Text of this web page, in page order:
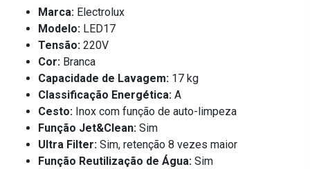
Marca: Electrolux
Modelo: LED17
Tensão: 220V
Cor: Branca
Capacidade de Lavagem: 17 kg
Classificação Energética: A
Cesto: Inox com função de auto-limpeza
Função Jet&Clean: Sim
Ultra Filter: Sim, retenção 8 vezes maior
Função Reutilização de Água: Sim